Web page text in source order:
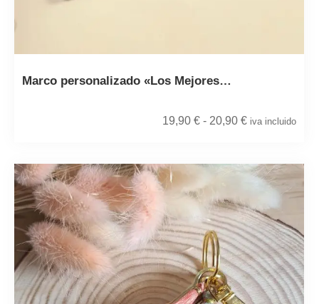
Marco personalizado «Los Mejores…
19,90 € - 20,90 € iva incluido